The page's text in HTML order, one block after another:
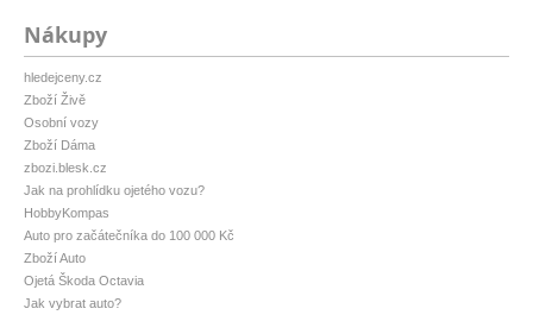
Nákupy
hledejceny.cz
Zboží Živě
Osobní vozy
Zboží Dáma
zbozi.blesk.cz
Jak na prohlídku ojetého vozu?
HobbyKompas
Auto pro začátečníka do 100 000 Kč
Zboží Auto
Ojetá Škoda Octavia
Jak vybrat auto?